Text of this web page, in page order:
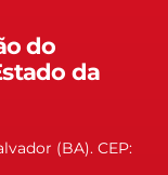
do
da
(BA). CEP: